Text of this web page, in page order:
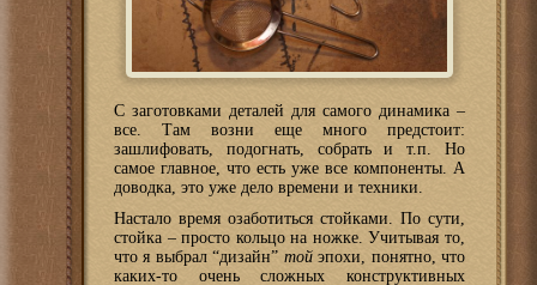
С заготовками деталей для самого динамика –
все. Там возни еще много предстоит:
зашлифовать, подогнать, собрать и т.п. Но
самое главное, что есть уже все компоненты. А
доводка, это уже дело времени и техники.
Настало время озаботиться стойками. По сути,
стойка – просто кольцо на ножке. Учитывая то,
что я выбрал “дизайн” тойэпохи, понятно, что
каких-то очень сложных конструктивных